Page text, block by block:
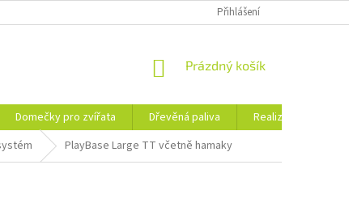
ÚDAJŮ PORADNA BLOG
Přihlášení
NÁKUPNÍ
Prázdný košík
Domečky pro zvířata Dřevěná paliva Realizace
PlayBase Large TT včetně hamaky